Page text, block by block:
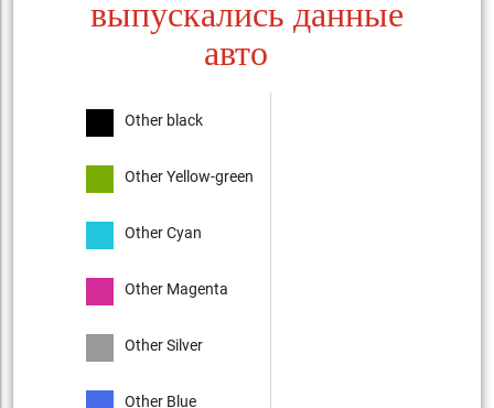
выпускались данные
авто
Other black
Other Yellow-green
Other Cyan
Other Magenta
Other Silver
Other Blue